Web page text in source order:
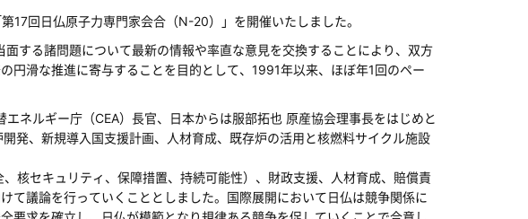
回日仏原子力専門家会合（N-20）」を開催いたしました。
する諸問題について最新の情報や率直な意見を交換することにより、双方
円滑な推進に寄与することを目的として、1991年以来、ほぼ年1回のペー
ネルギー庁（CEA）長官、日本からは服部拓也 原産協会理事長をはじめと
発、新規導入国支援計画、人材育成、既存炉の活用と核燃料サイクル施設
核セキュリティ、保障措置、持続可能性）、財政支援、人材育成、賠償責
て議論を行っていくこととしました。国際展開において日仏は競争関係に